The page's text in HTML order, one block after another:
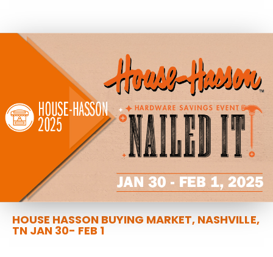
HOUSE HASSON BUYING MARKET, NASHVILLE,
TN JAN 30- FEB 1